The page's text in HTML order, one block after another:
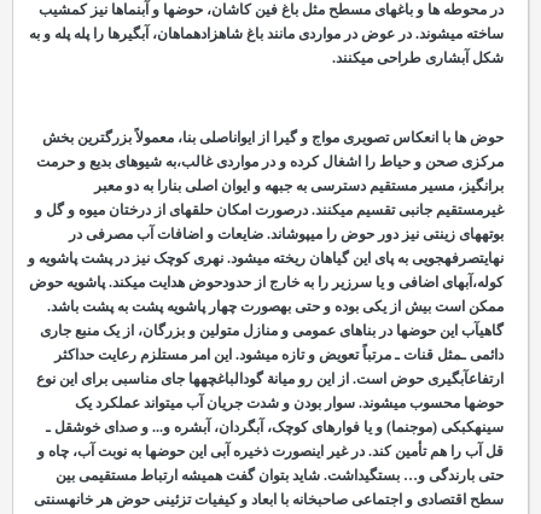
در محوطه ها و باغ های مسطح مثل باغ فین کاشان، حوضها و آب نماها نیز کم شیب
ساخته میشوند. در عوض در مواردی مانند باغ شاهزادهماهان، آبگیرها را پله پله و به
شکل آبشاری طراحی میکنند.
حوض ها با انعکاس تصویری مواج و گیرا از ایواناصلی بنا، معمولاً بزرگترین بخش
مرکزی صحن و حیاط را اشغال کرده و در مواردی غالب،به شیوهای بدیع و حرمت
برانگیز، مسیر مستقیم دسترسی به جبهه و ایوان اصلی بنارا به دو معبر
غیرمستقیم جانبی تقسیم میکنند. درصورت امکان حلقهای از درختان میوه و گل و
بوتههای زینتی نیز دور حوض را می
پوشاند. ضایعات و اضافات آب مصرفی در
نهایتصرفه جویی به پای این گیاهان ریخته میشود. نهری کوچک نیز در پشت پاشویه و
کوله،آبهای اضافی و یا سرزیر را به خارج از حدودحوض هدایت میکند. پاشویه حوض
ممکن است بیش از یکی بوده و حتی به صورت چهار پاشویه پشت به پشت باشد.
گاهیآب این حوضها در بناهای عمومی و منازل متولین و بزرگان، از یک منبع جاری
دائمی ـمثل قنات ـ مرتباً تعویض و تازه میشود. این امر مستلزم رعایت حداکثر
ارتفاعآبگیری حوض است. از این رو میانة گودالباغچهها جای مناسبی برای این نوع
حوضها محسوب میشوند. سوار بودن و شدت جریان آب میتواند عملکرد یک
سینهکبکی (موجنما) و یا فواره ای کوچک، آبگردان، آبشره و... و صدای خوشقل ـ
قل آب را هم تأمین کند. در غیر اینصورت ذخیره آبی این حوضها به نوبت آب، چاه و
حتی بارندگی و… بستگیداشت. شاید بتوان گفت همیشه ارتباط مستقیمی بین
سطح اقتصادی و اجتماعی صاحبخانه با ابعاد و کیفیات تزئینی حوض هر خانهسنتی